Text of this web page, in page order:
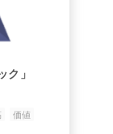
」
価値